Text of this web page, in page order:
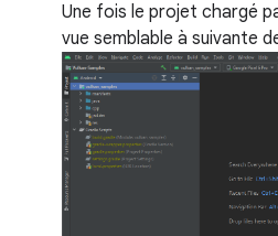
Une fois le projet chargé
vue semblable à suivante